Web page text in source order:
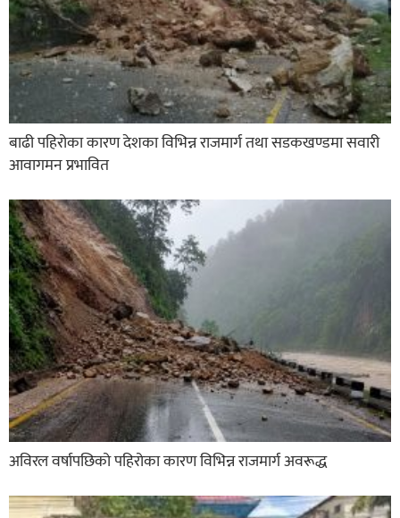
बाढी पहिरोका कारण देशका विभिन्न राजमार्ग तथा सडकखण्डमा सवारी
आवागमन प्रभावित
अविरल वर्षापछिको पहिरोका कारण विभिन्न राजमार्ग अवरूद्ध